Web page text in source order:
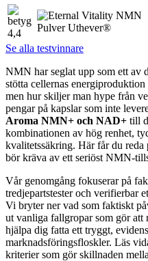
4,4
Se alla testvinnare
NMN har seglat upp som ett av
stötta cellernas
men hur skiljer man hype från
pengar på kapslar som inte
Aroma NMN+ och NAD+ till
kombinationen av hög renhet,
kvalitetssäkring. Här får du
bör kräva av ett seriöst NMN-
Vår genomgång fokuserar på
tredjepartstester och verifierbar
Vi bryter ner vad som faktiskt
ut vanliga fallgropar som gör att
hjälpa dig fatta ett tryggt,
marknadsföringsfloskler. Läs
kriterier som gör skillnaden